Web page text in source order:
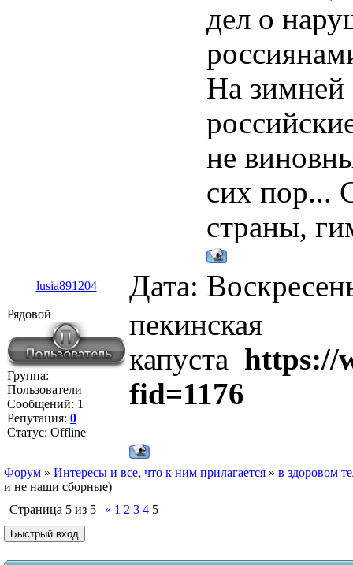
дел о
На зимней
не
сих пор...
страны,
lusia891204 Дата:
Рядовой
Группа:
Пользователи
Сообщений: 1
Репутация: 0
Статус: Offline
пекинская
капуста https://
fid=1176
Форум » Интересы и все, что к ним прилагается » в здоровом
и не наши сборные)
Страница 5 из 5 « 1 2 3 4 5